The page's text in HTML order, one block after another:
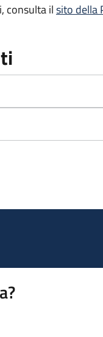
consulta ilsito della